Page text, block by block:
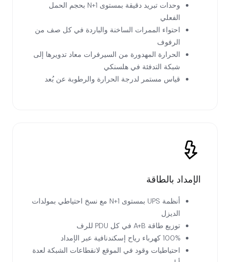
وحدات تبريد دقيقة بمستوى N+1 بحجم الحمل
الفعلي
احتواء الممرات الساخنة والباردة في كل صف من
الرفوف
الحرارة المهدورة من السيرفرات معاد تدويرها إلى
شبكة التدفئة في هلسنكي
قياس مستمر لدرجة الحرارة والرطوبة عن بُعد
الإمداد بالطاقة
أنظمة UPS بمستوى N+1 مع نسخ احتياطي بمولدات
الديزل
توزيع طاقة A+B في كل PDU للرف
100% كهرباء رياح إسكندنافية عبر الإمداد
احتياطيات وقود في الموقع لانقطاعات الشبكة لعدة